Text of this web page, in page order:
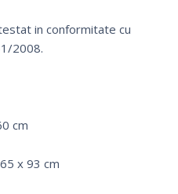
in conformitate cu
2008.
cm
x 93 cm